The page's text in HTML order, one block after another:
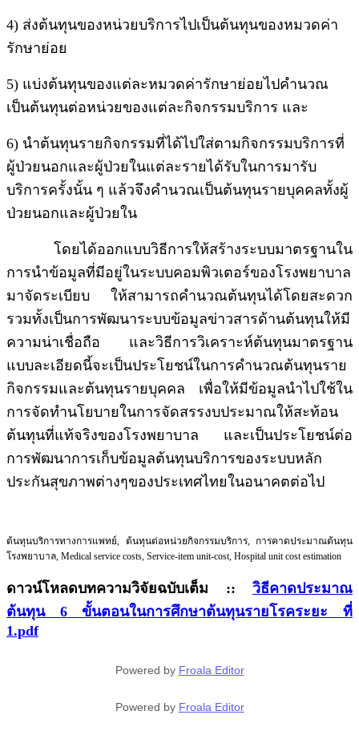
4) ส่งต้นทุนของหน่วยบริการไปเป็นต้นทุนของหมวดค่า
รักษาย่อย
5) แบ่งต้นทุนของแต่ละหมวดค่ารักษาย่อยไปคำนวณ
เป็นต้นทุนต่อหน่วยของแต่ละกิจกรรมบริการ และ
6) นำต้นทุนรายกิจกรรมที่ได้ไปใส่ตามกิจกรรมบริการที่
ผู้ป่วยนอกและผู้ป่วยในแต่ละรายได้รับในการมารับ
บริการครั้งนั้น ๆ แล้วจึงคำนวณเป็นต้นทุนรายบุคคลทั้งผู้
ป่วยนอกและผู้ป่วยใน
โดยได้ออกแบบวิธีการให้สร้างระบบมาตรฐานใน
การนำข้อมูลที่มีอยู่ในระบบคอมพิวเตอร์ของโรงพยาบาล
มาจัดระเบียบ ให้สามารถคำนวณต้นทุนได้โดยสะดวก
รวมทั้งเป็นการพัฒนาระบบข้อมูลข่าวสารด้านต้นทุนให้มี
ความน่าเชื่อถือ และวิธีการวิเคราะห์ต้นทุนมาตรฐาน
แบบละเอียดนี้จะเป็นประโยชน์ในการคำนวณต้นทุนราย
กิจกรรมและต้นทุนรายบุคคล เพื่อให้มีข้อมูลนำไปใช้ใน
การจัดทำนโยบายในการจัดสรรงบประมาณให้สะท้อน
ต้นทุนที่แท้จริงของโรงพยาบาล และเป็นประโยชน์ต่อ
การพัฒนาการเก็บข้อมูลต้นทุนบริการของระบบหลัก
ประกันสุขภาพต่างๆของประเทศไทยในอนาคตต่อไป
ต้นทุนบริการทางการแพทย์, ต้นทุนต่อหน่วยกิจกรรมบริการ, การคาดประมาณต้นทุน
โรงพยาบาล, Medical service costs, Service-item unit-cost, Hospital unit cost estimation
ดาวน์โหลดบทความวิจัยฉบับเต็ม :: วิธีคาดประมาณ
ต้นทุน 6 ขั้นตอนในการศึกษาต้นทุนรายโรคระยะ ที่
1.pdf
Powered by Froala Editor
Powered by Froala Editor